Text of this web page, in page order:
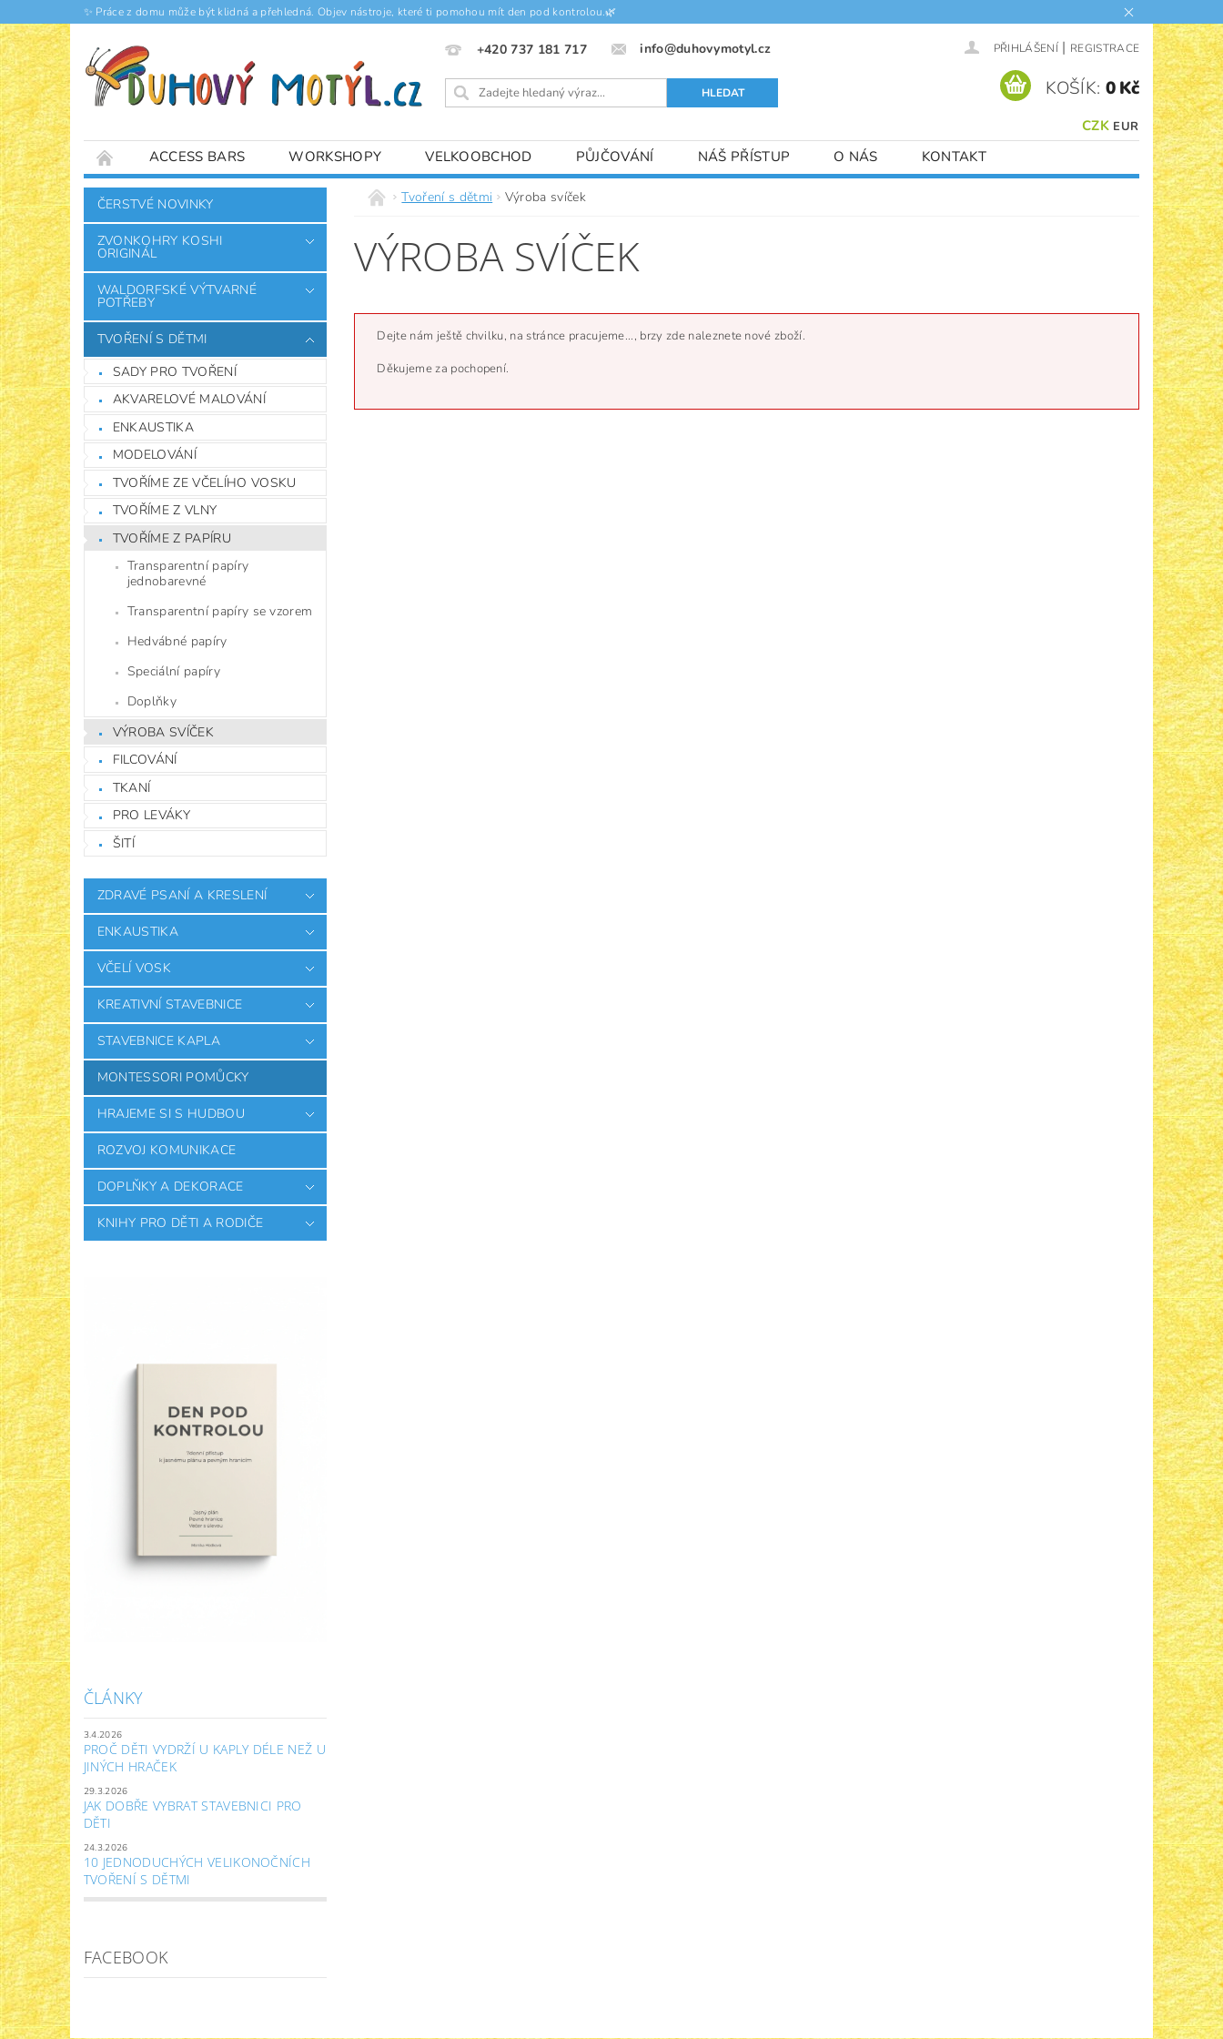
✨ Práce z domu může být klidná a přehledná. Objev nástroje, které ti pomohou mít den pod kontrolou.🌿
+420 737 181 717 info@duhovymotyl.cz PŘIHLÁŠENÍ | REGISTRACE
CZK EUR
KOŠÍK: 0 Kč
ACCESS BARS WORKSHOPY VELKOOBCHOD PŮJČOVÁNÍ NÁŠ PŘÍSTUP O NÁS
KONTAKT
ČLÁNKY
ČERSTVÉ NOVINKY
ZVONKOHRY KOSHI
ORIGINÁL
WALDORFSKÉ VÝTVARNÉ
POTŘEBY
TVOŘENÍ S DĚTMI
SADY PRO TVOŘENÍ
AKVARELOVÉ MALOVÁNÍ
ENKAUSTIKA
MODELOVÁNÍ
TVOŘÍME ZE VČELÍHO VOSKU
TVOŘÍME Z VLNY
TVOŘÍME Z PAPÍRU
Transparentní papíry
jednobarevné
Transparentní papíry se vzorem
Hedvábné papíry
Speciální papíry
Doplňky
VÝROBA SVÍČEK
FILCOVÁNÍ
TKANÍ
PRO LEVÁKY
ŠITÍ
ZDRAVÉ PSANÍ A KRESLENÍ
ENKAUSTIKA
VČELÍ VOSK
KREATIVNÍ STAVEBNICE
STAVEBNICE KAPLA
MONTESSORI POMŮCKY
HRAJEME SI S HUDBOU
ROZVOJ KOMUNIKACE
DOPLŇKY A DEKORACE
KNIHY PRO DĚTI A RODIČE
ČLÁNKY
3.4.2026
PROČ DĚTI VYDRŽÍ U KAPLY DÉLE NEŽ U
JINÝCH HRAČEK
29.3.2026
JAK DOBŘE VYBRAT STAVEBNICI PRO
DĚTI
24.3.2026
10 JEDNODUCHÝCH VELIKONOČNÍCH
TVOŘENÍ S DĚTMI
FACEBOOK
Tvoření s dětmi Výroba svíček
VÝROBA SVÍČEK
Dejte nám ještě chvilku, na stránce pracujeme..., brzy zde naleznete nové zboží.
Děkujeme za pochopení.